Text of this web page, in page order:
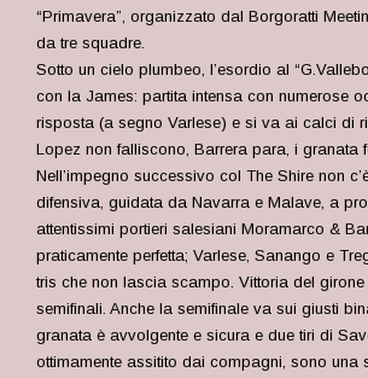
“Primavera”, organizzato dal Borgoratti
da tre squadre.
Sotto un cielo plumbeo, l’esordio al
con la James: partita intensa con numerose
risposta (a segno Varlese) e si va ai calci di
Lopez non falliscono, Barrera para, i granata
Nell’impegno successivo col The Shire non
difensiva, guidata da Navarra e Malave, a
attentissimi portieri salesiani Moramarco &
praticamente perfetta; Varlese, Sanango e
tris che non lascia scampo. Vittoria del
semifinali. Anche la semifinale va sui giusti
granata è avvolgente e sicura e due tiri di
ottimamente assitito dai compagni, sono una